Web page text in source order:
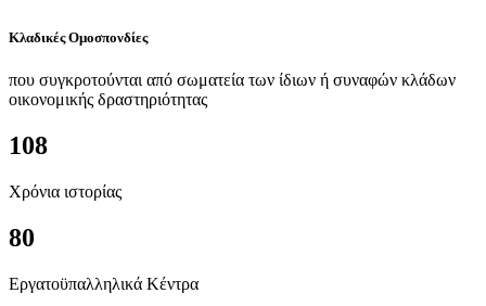
Κλαδικές Ομοσπονδίες
που συγκροτούνται από σωματεία των ίδιων ή συναφών κλάδων
οικονομικής δραστηριότητας
108
Χρόνια ιστορίας
80
Εργατοϋπαλληλικά Κέντρα